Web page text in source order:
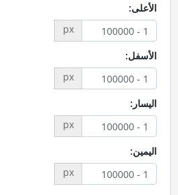
الأعلى:
px
الأسفل:
px
اليسار:
px
اليمين:
px